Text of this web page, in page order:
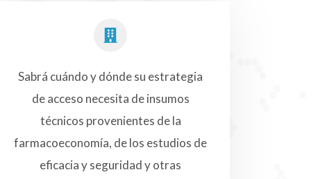
Sabrá cuándo y dónde su estrategia
de acceso necesita de insumos
técnicos provenientes de la
farmacoeconomía, de los estudios de
eficacia y seguridad y otras